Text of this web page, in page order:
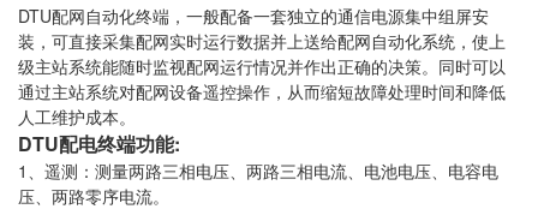
DTU配网自动化终端，一般配备一套独立的通信电源集中组屏安
装，可直接采集配网实时运行数据并上送给配网自动化系统，使上
级主站系统能随时监视配网运行情况并作出正确的决策。同时可以
通过主站系统对配网设备遥控操作，从而缩短故障处理时间和降低
人工维护成本。
DTU配电终端功能:
1、遥测：测量两路三相电压、两路三相电流、电池电压、电容电
压、两路零序电流。